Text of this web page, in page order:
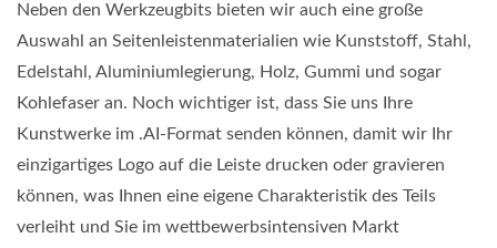
Neben den Werkzeugbits bieten wir auch eine große
Auswahl an Seitenleistenmaterialien wie Kunststoff, Stahl,
Edelstahl, Aluminiumlegierung, Holz, Gummi und sogar
Kohlefaser an. Noch wichtiger ist, dass Sie uns Ihre
Kunstwerke im .AI-Format senden können, damit wir Ihr
einzigartiges Logo auf die Leiste drucken oder gravieren
können, was Ihnen eine eigene Charakteristik des Teils
verleiht und Sie im wettbewerbsintensiven Markt